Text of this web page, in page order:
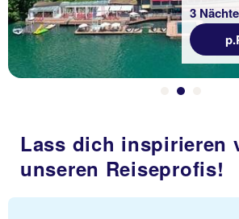
3 Nächte, ÜF, DZ
p.P. ab 510 €
Lass dich inspirieren
unseren Reiseprofis!